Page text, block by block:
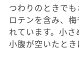
つわりのときで
ロテンを含み、
れています。小さ
小腹が空いたとき